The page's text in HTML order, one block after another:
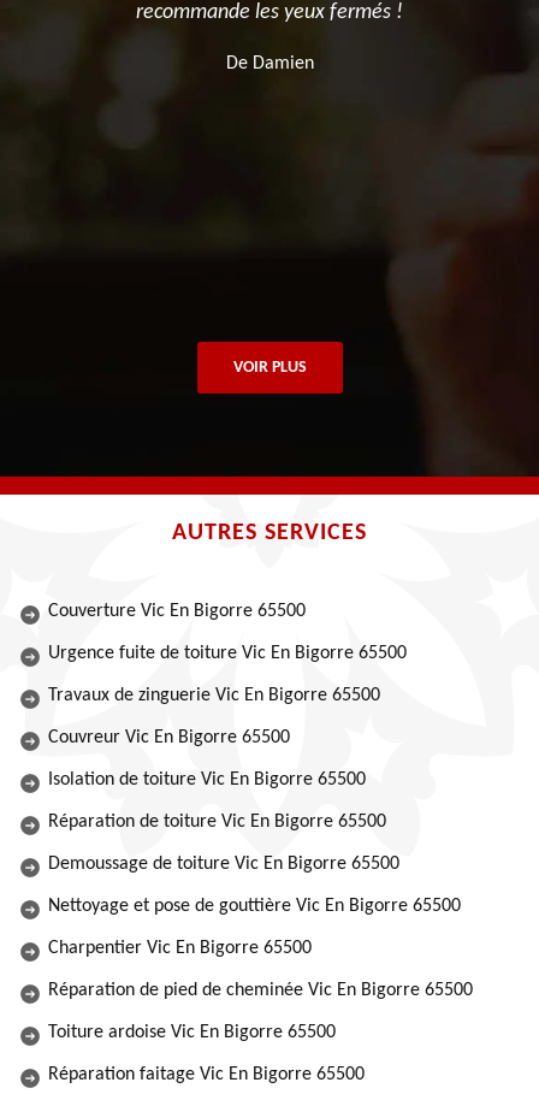
recommande les yeux fermés !
De Damien
VOIR PLUS
AUTRES SERVICES
Couverture Vic En Bigorre 65500
Urgence fuite de toiture Vic En Bigorre 65500
Travaux de zinguerie Vic En Bigorre 65500
Couvreur Vic En Bigorre 65500
Isolation de toiture Vic En Bigorre 65500
Réparation de toiture Vic En Bigorre 65500
Demoussage de toiture Vic En Bigorre 65500
Nettoyage et pose de gouttière Vic En Bigorre 65500
Charpentier Vic En Bigorre 65500
Réparation de pied de cheminée Vic En Bigorre 65500
Toiture ardoise Vic En Bigorre 65500
Réparation faitage Vic En Bigorre 65500